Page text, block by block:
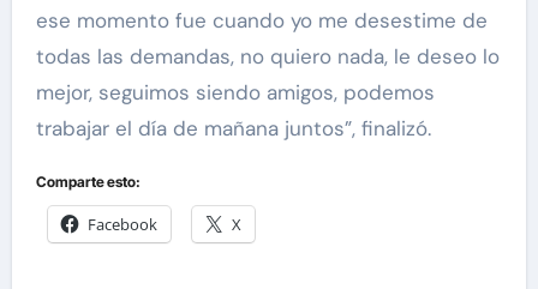
ese momento fue cuando yo me desestime de
todas las demandas, no quiero nada, le deseo lo
mejor, seguimos siendo amigos, podemos
trabajar el día de mañana juntos”, finalizó.
Comparte esto:
Facebook X